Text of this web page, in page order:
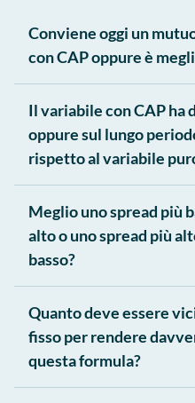
Conviene oggi un
con CAP oppure è
Il variabile con CAP ha
oppure sul lungo
rispetto al variabile
Meglio uno spread più
alto o uno spread più
basso?
Quanto deve essere
fisso per rendere
questa formula?